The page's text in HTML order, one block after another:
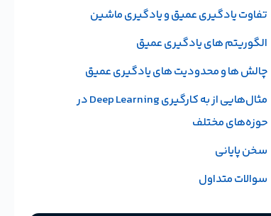
تفاوت یادگیری عمیق و یادگیری ماشین
الگوریتم های یادگیری عمیق
چالش ها و محدودیت های یادگیری عمیق
مثال‌هایی از به کارگیری Deep Learning در
حوزه‌های مختلف
سخن پایانی
سوالات متداول